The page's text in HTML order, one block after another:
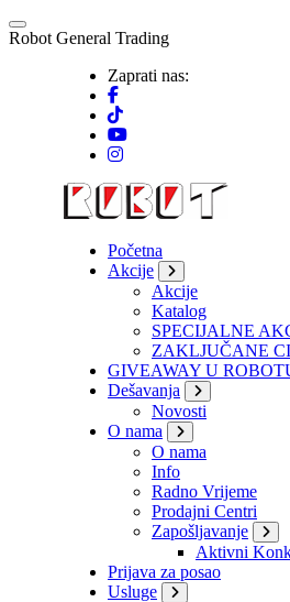
Skip
to
Robot General Trading
Zaprati nas:
Početna
Akcije
Akcije
Katalog
SPECIJALNE
ZAKLJUČANE
GIVEAWAY U
Dešavanja
Novosti
O nama
O nama
Info
Radno Vrijeme
Prodajni Centri
Zapošljavanje
Aktivni
Prijava za posao
Usluge